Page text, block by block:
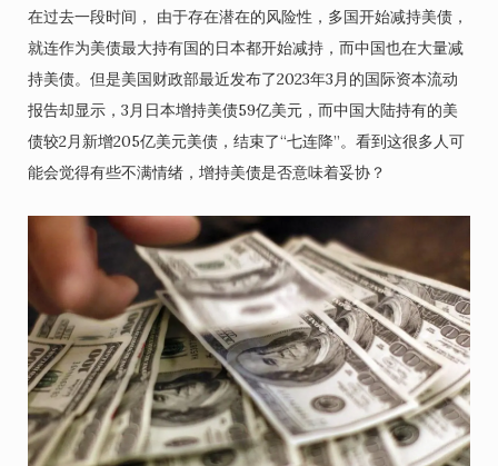
在过去一段时间， 由于存在潜在的风险性，多国开始减持美债，
就连作为美债最大持有国的日本都开始减持，而中国也在大量减
持美债。但是美国财政部最近发布了2023年3月的国际资本流动
报告却显示，3月日本增持美债59亿美元，而中国大陆持有的美
债较2月新增205亿美元美债，结束了“七连降”。看到这很多人可
能会觉得有些不满情绪，增持美债是否意味着妥协？